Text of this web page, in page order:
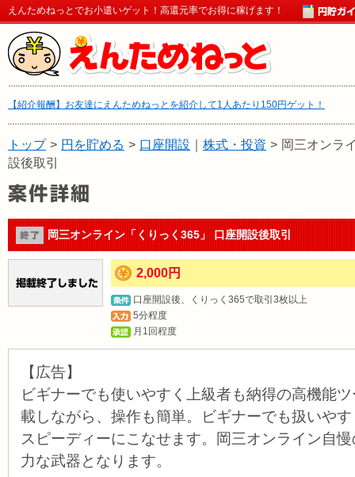
えんためねっとでお小遣いゲット！高還元率でお得に稼げます！
【紹介報酬】お友達にえんためねっとを紹介して1人あたり150円ゲット！
トップ > 円を貯める > 口座開設 株式・投資 > 岡三オンラ
設後取引
岡三オンライン「くりっく365」 口座開設後取引
2,000円
口座開設後、くりっく365で取引3枚以上
5分程度
月1回程度
【広告】
ビギナーでも使いやすく上級者も納得の高機能
載しながら、操作も簡単。ビギナーでも扱いや
スピーディーにこなせます。岡三オンライン自
力な武器となります。